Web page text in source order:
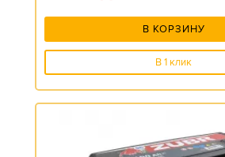
В КОРЗИНУ
В 1 клик